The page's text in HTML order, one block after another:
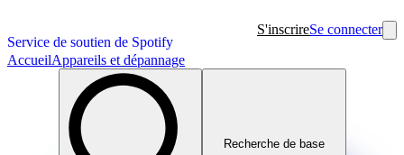
Service de soutien de Spotify
S'inscrireSe connecter
AccueilAppareils et dépannage
Recherche de base